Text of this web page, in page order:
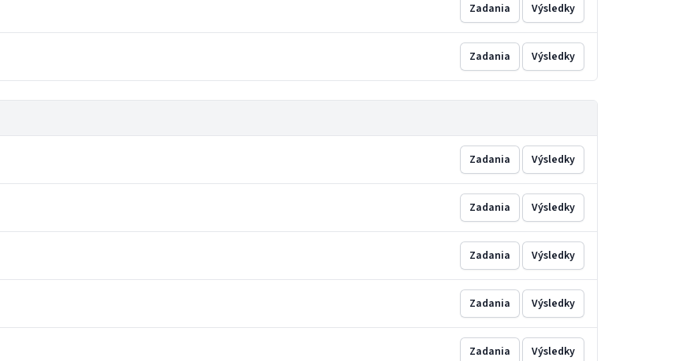
Zadania Výsledky
Zadania Výsledky
Zadania Výsledky
Zadania Výsledky
Zadania Výsledky
Zadania Výsledky
Zadania Výsledky